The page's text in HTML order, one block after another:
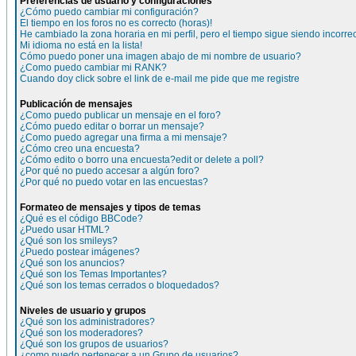
¿Cómo puedo cambiar mi configuración?
El tiempo en los foros no es correcto (horas)!
He cambiado la zona horaria en mi perfil, pero el tiempo sigue siendo
Mi idioma no está en la lista!
Cómo puedo poner una imagen abajo de mi nombre de usuario?
¿Como puedo cambiar mi RANK?
Cuando doy click sobre el link de e-mail me pide que me registre
Publicación de mensajes
¿Como puedo publicar un mensaje en el foro?
¿Cómo puedo editar o borrar un mensaje?
¿Como puedo agregar una firma a mi mensaje?
¿Cómo creo una encuesta?
¿Cómo edito o borro una encuesta?edit or delete a poll?
¿Por qué no puedo accesar a algún foro?
¿Por qué no puedo votar en las encuestas?
Formateo de mensajes y tipos de temas
¿Qué es el código BBCode?
¿Puedo usar HTML?
¿Qué son los smileys?
¿Puedo postear imágenes?
¿Qué son los anuncios?
¿Qué son los Temas Importantes?
¿Qué son los temas cerrados o bloquedados?
Niveles de usuario y grupos
¿Qué son los administradores?
¿Qué son los moderadores?
¿Qué son los grupos de usuarios?